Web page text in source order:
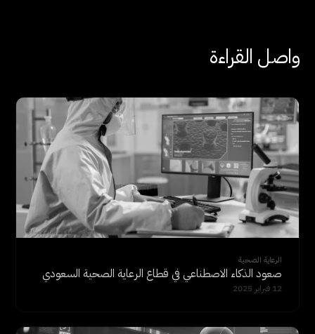
واصل القراءة
الرعاية الصحية
صعود الذكاء الاصطناعي في قطاع الرعاية الصحية السعودي
12 فبراير 2025